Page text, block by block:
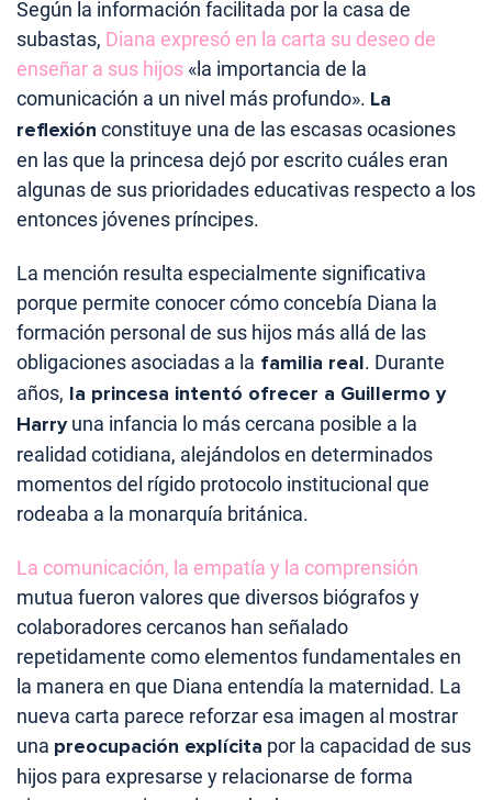
Según la información facilitada por la casa de
subastas, Diana expresó en la carta su deseo de
enseñar a sus hijos «la importancia de la
comunicación a un nivel más profundo». La
reflexión constituye una de las escasas ocasiones
en las que la princesa dejó por escrito cuáles eran
algunas de sus prioridades educativas respecto a los
entonces jóvenes príncipes.
La mención resulta especialmente significativa
porque permite conocer cómo concebía Diana la
formación personal de sus hijos más allá de las
obligaciones asociadas a la familia real. Durante
años, la princesa intentó ofrecer a Guillermo y
Harryuna infancia lo más cercana posible a la
realidad cotidiana, alejándolos en determinados
momentos del rígido protocolo institucional que
rodeaba a la monarquía británica.
La comunicación, la empatía y la comprensión
mutua fueron valores que diversos biógrafos y
colaboradores cercanos han señalado
repetidamente como elementos fundamentales en
la manera en que Diana entendía la maternidad. La
nueva carta parece reforzar esa imagen al mostrar
una preocupación explícita por la capacidad de sus
hijos para expresarse y relacionarse de forma